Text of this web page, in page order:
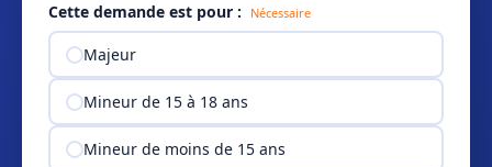
Cette demande est pour : Nécessaire
Majeur
Mineur de 15 à 18 ans
Mineur de moins de 15 ans